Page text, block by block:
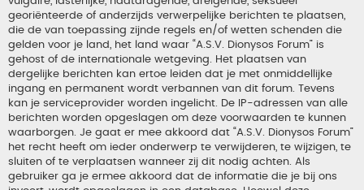
georiënteerde of anderzijds verwerpelijke berichten te plaatsen,
die de van toepassing zijnde regels en/of wetten schenden die
gelden voor je land, het land waar “A.S.V. Dionysos Forum” is
gehost of de internationale wetgeving. Het plaatsen van
dergelijke berichten kan ertoe leiden dat je met onmiddellijke
ingang en permanent wordt verbannen van dit forum. Tevens
kan je serviceprovider worden ingelicht. De IP-adressen van alle
berichten worden opgeslagen om deze voorwaarden te kunnen
waarborgen. Je gaat er mee akkoord dat “A.S.V. Dionysos Forum”
het recht heeft om ieder onderwerp te verwijderen, te wijzigen, te
sluiten of te verplaatsen wanneer zij dit nodig achten. Als
gebruiker ga je ermee akkoord dat de informatie die je bij ons